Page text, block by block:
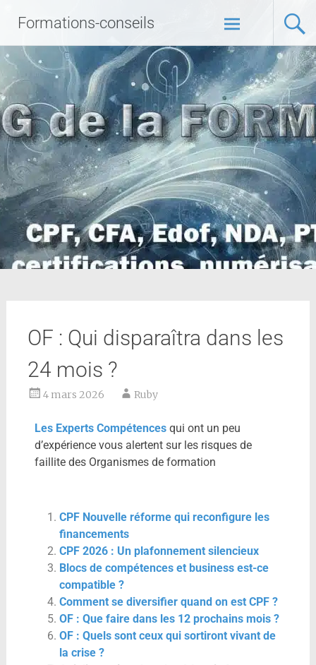
Formations-conseils
OF : Qui disparaîtra dans les
24 mois ?
4 mars 2026 Ruby
Les Experts Compétencesqui ont un peu
d’expérience vous alertent sur les risques de
faillite des Organismes de formation
CPF Nouvelle réforme qui reconfigure les
financements
CPF 2026 : Un plafonnement silencieux
Blocs de compétences et business est-ce
compatible ?
Comment se diversifier quand on est CPF ?
OF : Que faire dans les 12 prochains mois ?
OF : Quels sont ceux qui sortiront vivant de
la crise ?